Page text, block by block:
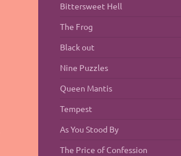
Bittersweet Hell
The Frog
Black out
Nine Puzzles
Queen Mantis
Tempest
As You Stood By
The Price of Confession